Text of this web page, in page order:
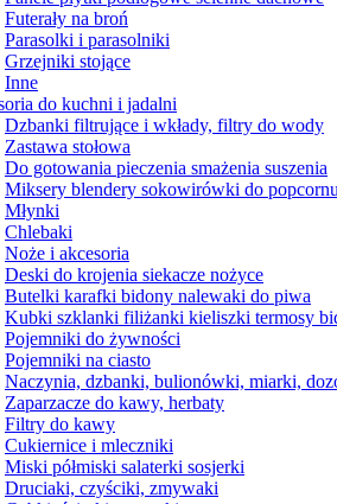
Futerały na broń
Parasolki i parasolniki
Grzejniki stojące
Inne
do kuchni i jadalni
Dzbanki filtrujące i wkłady, filtry do wody
Zastawa stołowa
Do gotowania pieczenia smażenia suszenia
Miksery blendery sokowirówki do
Młynki
Chlebaki
Noże i akcesoria
Deski do krojenia siekacze nożyce
Butelki karafki bidony nalewaki do piwa
Kubki szklanki filiżanki kieliszki termosy
Pojemniki do żywności
Pojemniki na ciasto
Naczynia, dzbanki, bulionówki, miarki,
Zaparzacze do kawy, herbaty
Filtry do kawy
Cukiernice i mleczniki
Miski półmiski salaterki sosjerki
Druciaki, czyściki, zmywaki